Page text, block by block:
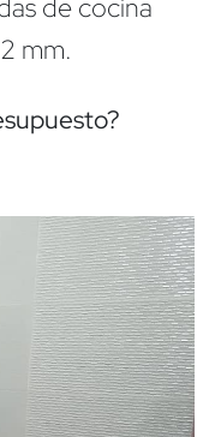
de cocina
mm.